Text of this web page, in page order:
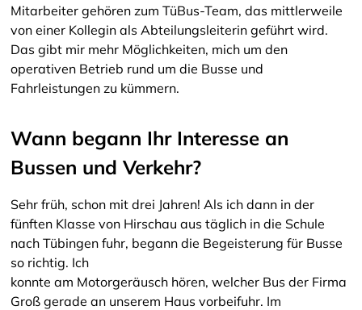
Mitarbeiter gehören zum TüBus-Team, das mittlerweile
von einer Kollegin als Abteilungsleiterin geführt wird.
Das gibt mir mehr Möglichkeiten, mich um den
operativen Betrieb rund um die Busse und
Fahrleistungen zu kümmern.
Wann begann Ihr Interesse an
Bussen und Verkehr?
Sehr früh, schon mit drei Jahren! Als ich dann in der
fünften Klasse von Hirschau aus täglich in die Schule
nach Tübingen fuhr, begann die Begeisterung für Busse
so richtig. Ich
konnte am Motorgeräusch hören, welcher Bus der Firma
Groß gerade an unserem Haus vorbeifuhr. Im